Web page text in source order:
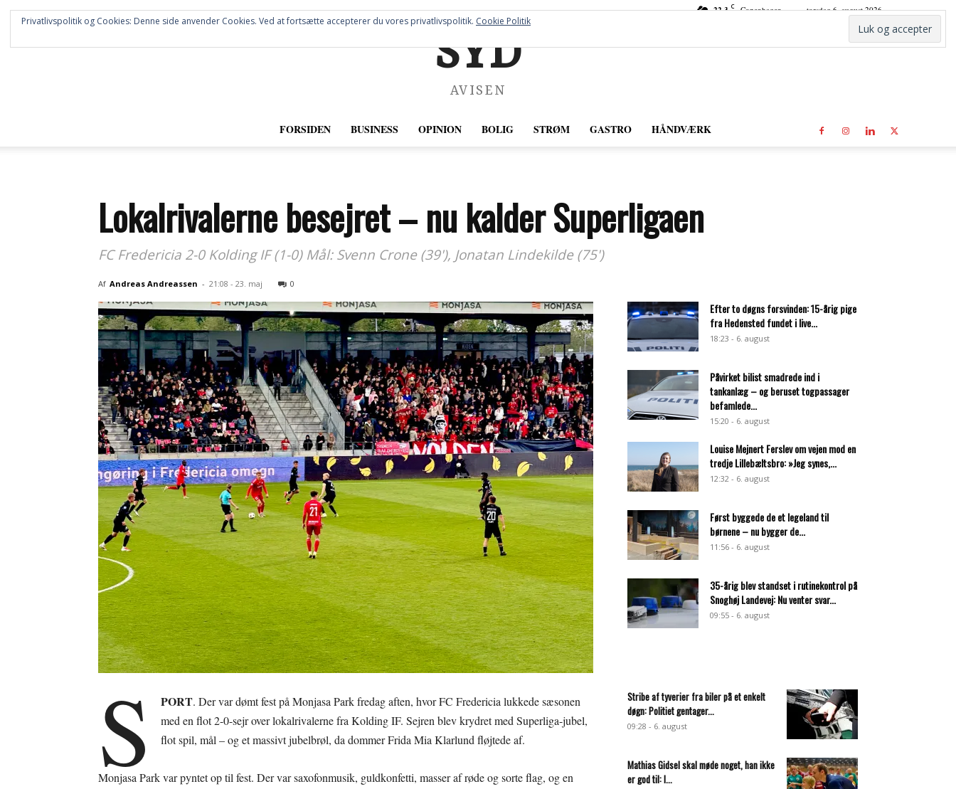
22.3 C Copenhagen torsdag 6. august 2026
SYD
AVISEN
FORSIDEN BUSINESS OPINION BOLIG STRØM GASTRO HÅNDVÆRK
Lokalrivalerne besejret – nu kalder Superligaen
FC Fredericia 2-0 Kolding IF (1-0) Mål: Svenn Crone (39'), Jonatan Lindekilde (75')
Af Andreas Andreassen - 21:08 - 23. maj 0
S PORT. Der var dømt fest på Monjasa Park fredag aften, hvor FC Fredericia lukkede sæsonen
med en flot 2-0-sejr over lokalrivalerne fra Kolding IF. Sejren blev krydret med Superliga-jubel,
flot spil, mål – og et massivt jubelbrøl, da dommer Frida Mia Klarlund fløjtede af.
Monjasa Park var pyntet op til fest. Der var saxofonmusik, guldkonfetti, masser af røde og sorte flag, og en
Efter to døgns forsvinden: 15-årig pige
fra Hedensted fundet i live...
18:23 - 6. august
Påvirket bilist smadrede ind i
tankanlæg – og beruset togpassager
befamlede...
15:20 - 6. august
Louise Mejnert Ferslev om vejen mod en
tredje Lillebæltsbro: »Jeg synes,...
12:32 - 6. august
Først byggede de et legeland til
børnene – nu bygger de...
11:56 - 6. august
35-årig blev standset i rutinekontrol på
Snoghøj Landevej: Nu venter svar...
09:55 - 6. august
Stribe af tyverier fra biler på et enkelt
døgn: Politiet gentager...
09:28 - 6. august
Mathias Gidsel skal møde noget, han ikke
er god til: I...
Privatlivspolitik og Cookies: Denne side anvender Cookies. Ved at fortsætte accepterer du vores privatlivspolitik. Cookie Politik